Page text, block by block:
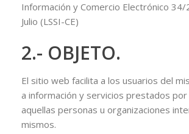
Información y Comercio Electrónico
Julio (LSSI-CE)
2.- OBJETO.
El sitio web facilita a los usuarios del
a información y servicios prestados por
aquellas personas u organizaciones
mismos.